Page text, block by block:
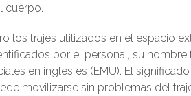
cuerpo.
los trajes utilizados en el espacio
por el personal, su nombre
en ingles es (EMU). El
movilizarse sin problemas del